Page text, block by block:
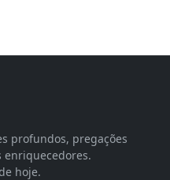
profundos, pregações
enriquecedores.
hoje.